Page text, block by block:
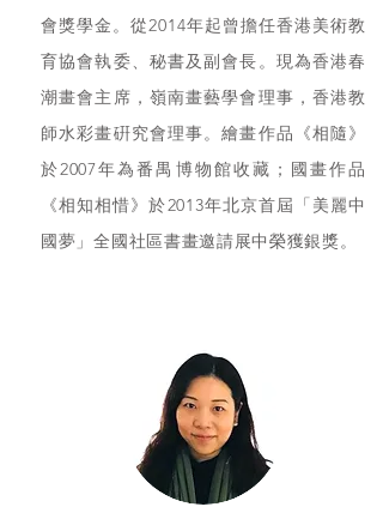
會獎學金。從2014年起曾擔任香港美術教
育協會執委、秘書及副會長。現為香港春
潮畫會主席，嶺南畫藝學會理事，香港教
師水彩畫硏究會理事。繪畫作品《相隨》
於2007年為番禺博物館收藏；國畫作品
《相知相惜》於2013年北京首屆「美麗中
國夢」全國社區書畫邀請展中榮獲銀獎。